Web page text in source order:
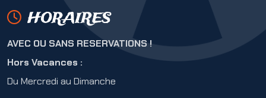
HORAIRES
AVEC OU SANS RESERVATIONS !
Hors Vacances :
Du Mercredi au Dimanche